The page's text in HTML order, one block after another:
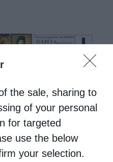
the sale, sharing to
of your personal
for targeted
use the below
your selection.